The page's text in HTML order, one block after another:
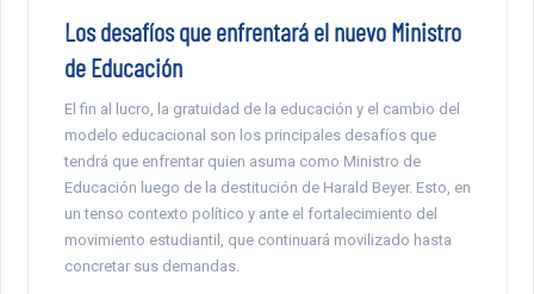
Los desafíos que enfrentará el nuevo Ministro
de Educación
El fin al lucro, la gratuidad de la educación y el cambio del
modelo educacional son los principales desafíos que
tendrá que enfrentar quien asuma como Ministro de
Educación luego de la destitución de Harald Beyer. Esto, en
un tenso contexto político y ante el fortalecimiento del
movimiento estudiantil, que continuará movilizado hasta
concretar sus demandas.